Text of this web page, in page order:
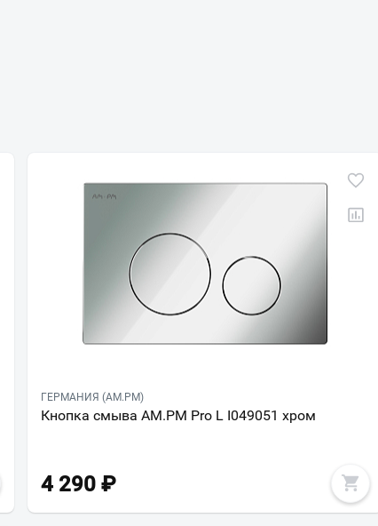
ГЕРМАНИЯ (AM.PM)
Кнопка смыва AM.PM Pro L I049051 хром
4 290 ₽